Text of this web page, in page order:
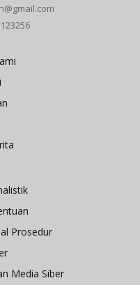
Prosedur
Media Siber